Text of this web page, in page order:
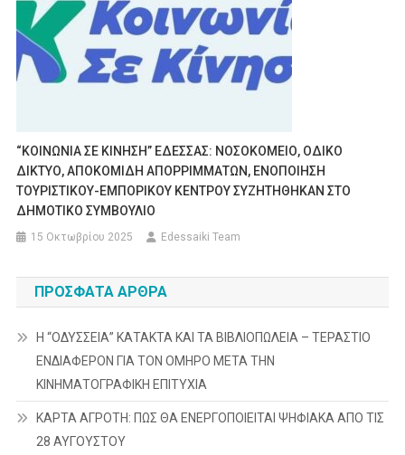
“ΚΟΙΝΩΝΙΑ ΣΕ ΚΙΝΗΣΗ” ΕΔΕΣΣΑΣ: ΝΟΣΟΚΟΜΕΙΟ, ΟΔΙΚΟ
ΔΙΚΤΥΟ, ΑΠΟΚΟΜΙΔΗ ΑΠΟΡΡΙΜΜΑΤΩΝ, ΕΝΟΠΟΙΗΣΗ
ΤΟΥΡΙΣΤΙΚΟΥ-ΕΜΠΟΡΙΚΟΥ ΚΕΝΤΡΟΥ ΣΥΖΗΤΗΘΗΚΑΝ ΣΤΟ
ΔΗΜΟΤΙΚΟ ΣΥΜΒΟΥΛΙΟ
15 Οκτωβρίου 2025 Edessaiki Team
ΠΡΌΣΦΑΤΑ ΆΡΘΡΑ
Η “ΟΔΥΣΣΕΙΑ” ΚΑΤΑΚΤΑ ΚΑΙ ΤΑ ΒΙΒΛΙΟΠΩΛΕΙΑ – ΤΕΡΑΣΤΙΟ
ΕΝΔΙΑΦΕΡΟΝ ΓΙΑ ΤΟΝ ΟΜΗΡΟ ΜΕΤΑ ΤΗΝ
ΚΙΝΗΜΑΤΟΓΡΑΦΙΚΗ ΕΠΙΤΥΧΙΑ
ΚΑΡΤΑ ΑΓΡΟΤΗ: ΠΩΣ ΘΑ ΕΝΕΡΓΟΠΟΙΕΙΤΑΙ ΨΗΦΙΑΚΑ ΑΠΟ ΤΙΣ
28 ΑΥΓΟΥΣΤΟΥ